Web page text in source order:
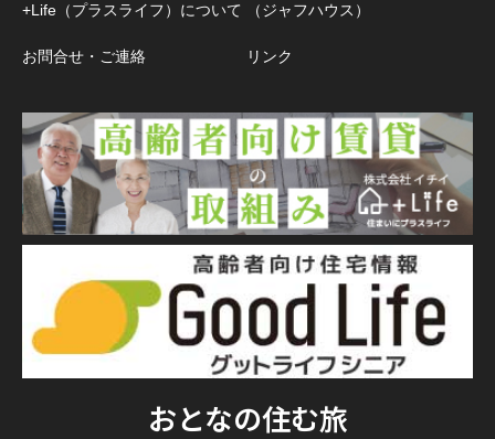
+Life（プラスライフ）について
お問合せ・ご連絡
（ジャフハウス）
リンク
おとなの住む旅